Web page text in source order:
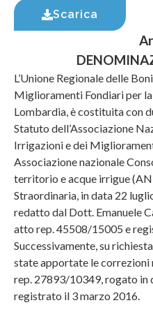
Scarica
L’Unione Regionale delle
Miglioramenti Fondiari per
Lombardia, è costituita con
Statuto dell’Associazione
Irrigazioni e dei
Associazione nazionale
territorio e acque irrigue
Straordinaria, in data 22
redatto dal Dott. Emanuele
atto rep. 45508/15005 e
Successivamente, su
state apportate le
rep. 27893/10349, rogato in
registrato il 3 marzo 2016.